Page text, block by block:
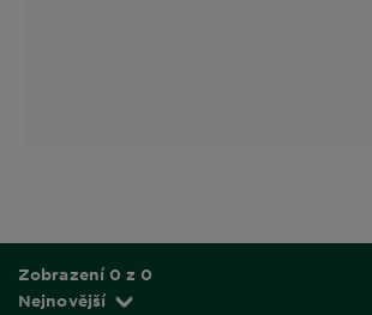
Zobrazení 0 z 0
Nejnovější